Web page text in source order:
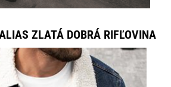
ZLATÁ DOBRÁ RIFĽOVINA